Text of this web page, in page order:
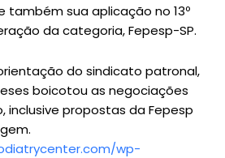
também sua aplicação no 13º
da categoria, Fepesp-SP.
do sindicato patronal,
boicotou as negociações
inclusive propostas da Fepesp
wp-